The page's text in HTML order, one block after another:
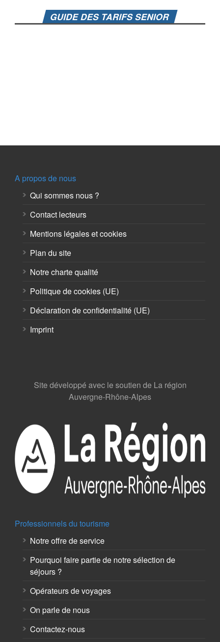
GUIDE DES TARIFS SENIOR
A propos de nous
Qui sommes nous ?
Contact lecteurs
Mentions légales et cookies
Plan du site
Notre charte qualité
Politique de cookies (UE)
Déclaration de confidentialité (UE)
Imprint
Site développé avec le soutien de La région
Auvergne-Rhône-Alpes
Professionnels du tourisme
Notre offre de service
Pourquoi faire partie de notre sélection de
séjours ?
Opérateurs de voyages
On parle de nous
Contactez-nous